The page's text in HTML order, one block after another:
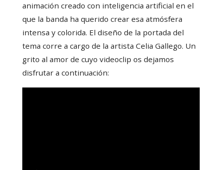
animación creado con inteligencia artificial en el
que la banda ha querido crear esa atmósfera
intensa y colorida. El diseño de la portada del
tema corre a cargo de la artista Celia Gallego. Un
grito al amor de cuyo videoclip os dejamos
disfrutar a continuación: